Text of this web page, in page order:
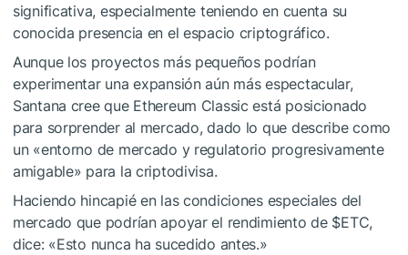
significativa, especialmente teniendo en cuenta su
conocida presencia en el espacio criptográfico.
Aunque los proyectos más pequeños podrían
experimentar una expansión aún más espectacular,
Santana cree que Ethereum Classic está posicionado
para sorprender al mercado, dado lo que describe como
un «entorno de mercado y regulatorio progresivamente
amigable» para la criptodivisa.
Haciendo hincapié en las condiciones especiales del
mercado que podrían apoyar el rendimiento de $ETC,
dice: «Esto nunca ha sucedido antes.»